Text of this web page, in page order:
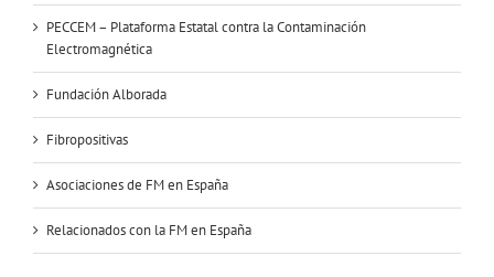
PECCEM – Plataforma Estatal contra la Contaminación
Electromagnética
Fundación Alborada
Fibropositivas
Asociaciones de FM en España
Relacionados con la FM en España